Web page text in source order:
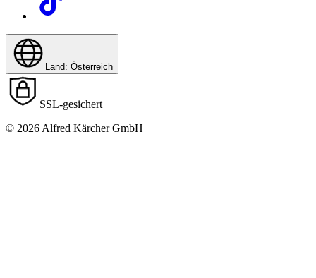
Land: Österreich
SSL-gesichert
© 2026 Alfred Kärcher GmbH